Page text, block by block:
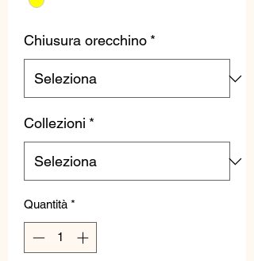
Chiusura orecchino *
Collezioni *
Quantità *